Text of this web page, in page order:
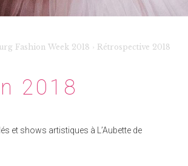
Fashion Week 2018 › Rétrospective 2018
2018
et shows artistiques à L’Aubette de